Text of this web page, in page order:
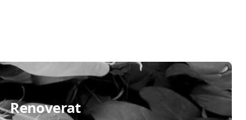
Renoverat